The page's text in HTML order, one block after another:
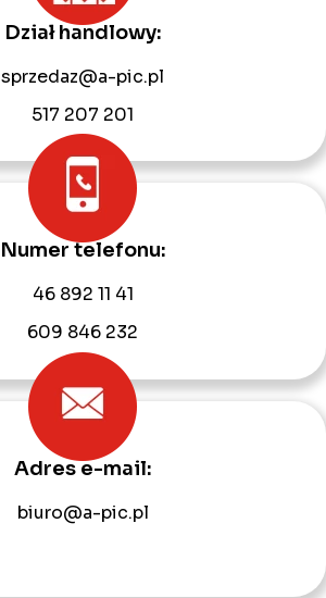
Dział handlowy:
sprzedaz@a-pic.pl
517 207 201
Numer telefonu:
46 892 11 41
609 846 232
Adres e-mail:
biuro@a-pic.pl